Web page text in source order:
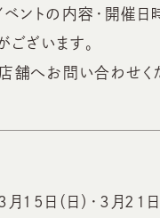
ントの内容・開催日
ざいます。
舗へお問い合わせく
月15日（日）・3月21